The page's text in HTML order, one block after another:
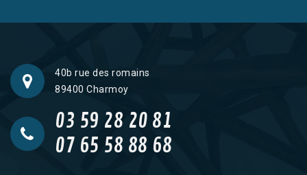
40b rue des romains
89400 Charmoy
03 59 28 20 81
07 65 58 88 68